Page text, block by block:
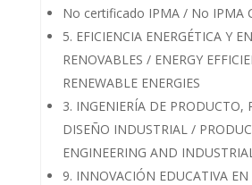
No certificado IPMA / No IPMA
5. EFICIENCIA ENERGÉTICA Y
RENOVABLES / ENERGY
RENEWABLE ENERGIES
3. INGENIERÍA DE PRODUCTO,
DISEÑO INDUSTRIAL /
ENGINEERING AND
9. INNOVACIÓN EDUCATIVA EN